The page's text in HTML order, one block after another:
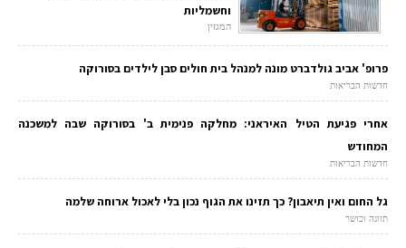
וחשמליות
המגזין
פרופ' אביב גולדברט מונה למנהל בית חולים סבן לילדים בסורוקה
חדשות הבריאות
אחרי פגיעת הטיל האיראני: מחלקה פנימית ב' בסורוקה שבה למשכנה
המחודש
חדשות הבריאות
גל החום ואין תיאבון? כך תזינו את הגוף נכון בלי לאכול ארוחה שלמה
תזונה וכושר